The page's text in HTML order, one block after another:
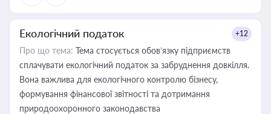
Екологічний податок +12
Про що тема: Тема стосується обов’язку підприємств
сплачувати екологічний податок за забруднення довкілля.
Вона важлива для екологічного контролю бізнесу,
формування фінансової звітності та дотримання
природоохоронного законодавства